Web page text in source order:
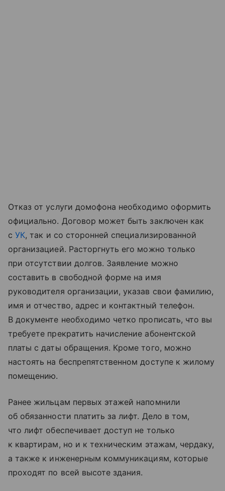
Отказ от услуги домофона необходимо оформить
официально. Договор может быть заключен как
сУК, так и со сторонней специализированной
организацией. Расторгнуть его можно только
при отсутствии долгов. Заявление можно
составить в свободной форме на имя
руководителя организации, указав свои фамилию,
имя и отчество, адрес и контактный телефон.
В документе необходимо четко прописать, что вы
требуете прекратить начисление абонентской
платы с даты обращения. Кроме того, можно
настоять на беспрепятственном доступе к жилому
помещению.
Ранее жильцам первых этажей напомнили
об обязанности платить за лифт. Дело в том,
что лифт обеспечивает доступ не только
к квартирам, но и к техническим этажам, чердаку,
а также к инженерным коммуникациям, которые
проходят по всей высоте здания.